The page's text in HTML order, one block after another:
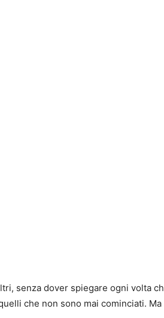
senza dover spiegare ogni volta
che non sono mai cominciati.